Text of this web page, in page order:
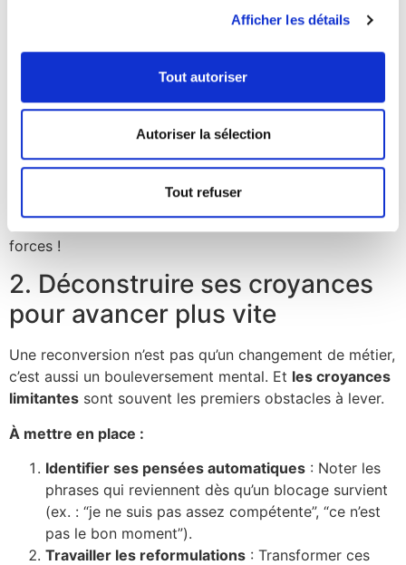
Afficher les détails
Tout autoriser
Autoriser la sélection
Tout refuser
génèrent de l’énergie, et celles qui en consomment.
Croiser avec les missions du métier: Se
renseigner sur les services proposés par les AV
Se tester: Réalisernotre quizpour savoir si tu es
faite pour être assistante virtuelle.
Ce travail d’introspection est souvent sous-estimé, mais
cohérents. Une reconversion réussie commence par une
meilleure connaissance de soi, de ses besoins et de ses
forces !
2. Déconstruire ses croyances
pour avancer plus vite
Une reconversion n’est pas qu’un changement de métier,
c’est aussi un bouleversement mental. Et les croyances
limitantes sont souvent les premiers obstacles à lever.
À mettre en place :
Identifier ses pensées automatiques : Noter les
phrases qui reviennent dès qu’un blocage survient
(ex. : “je ne suis pas assez compétente”, “ce n’est
pas le bon moment”).
Travailler les reformulations : Transformer ces